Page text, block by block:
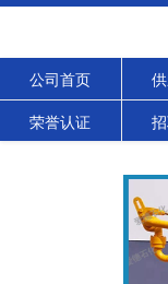
公司首页
荣誉认证